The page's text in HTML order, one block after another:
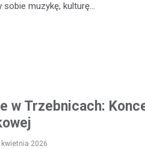
sobie muzykę, kulturę…
w Trzebnicach:
kwietnia 2026
Kronika policyjna
incydentu, który wstrząsnął